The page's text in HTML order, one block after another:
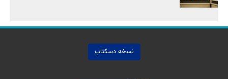
نسخه دسکتاپ